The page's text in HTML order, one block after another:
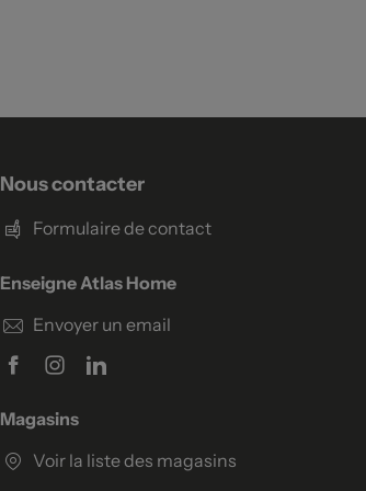
Nous contacter
Formulaire de contact
Enseigne Atlas Home
Envoyer un email
Magasins
Voir la liste des magasins